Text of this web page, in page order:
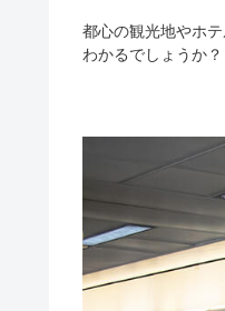
都心の観光地やホ
わかるでしょうか？